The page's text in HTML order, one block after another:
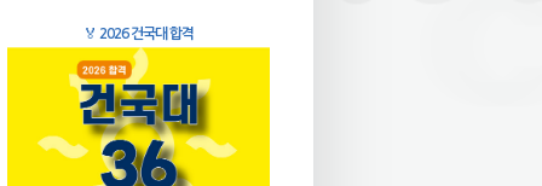
🏅 2026 건국대 합격